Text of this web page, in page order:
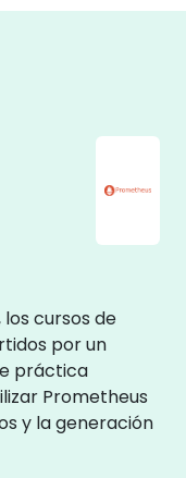
cursos de
por un
práctica
Prometheus
y la generación